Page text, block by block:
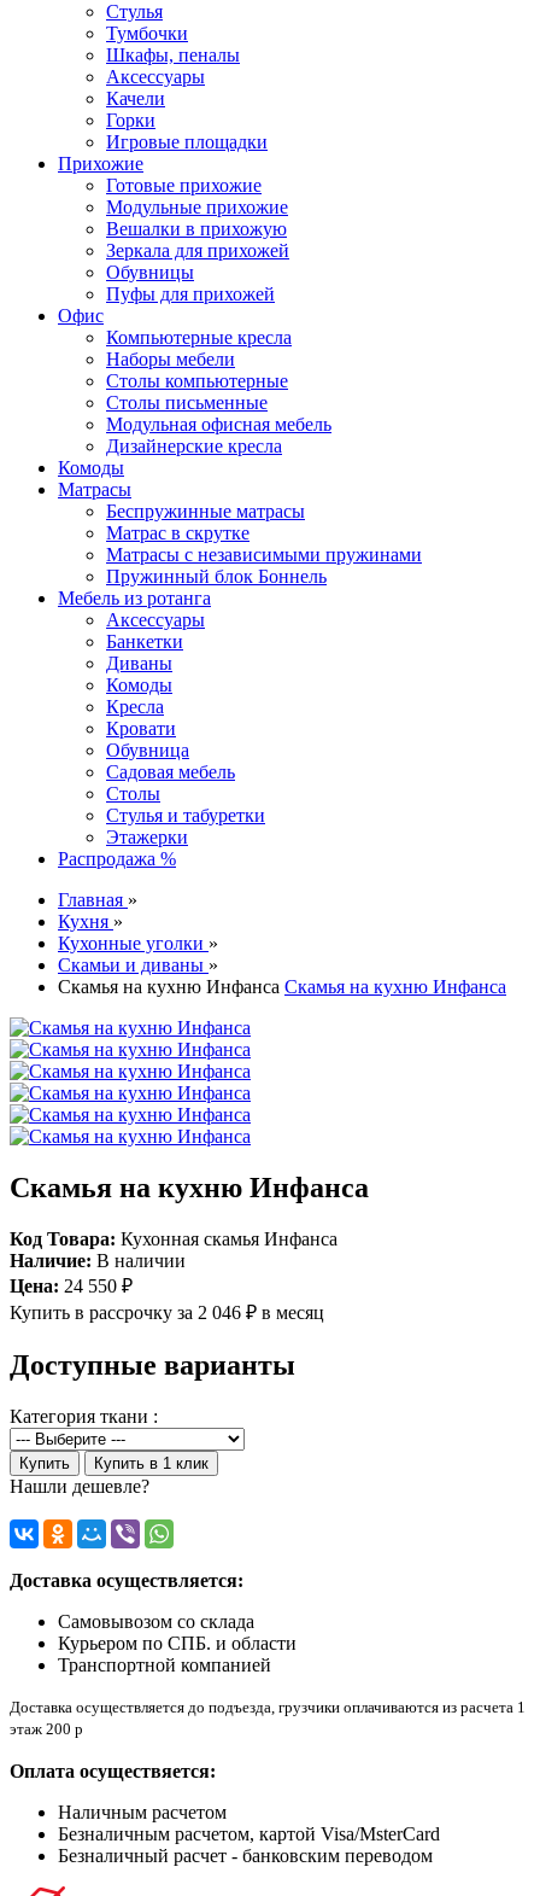
Стулья
Тумбочки
Шкафы, пеналы
Аксессуары
Качели
Горки
Игровые площадки
Прихожие
Готовые прихожие
Модульные прихожие
Вешалки в прихожую
Зеркала для прихожей
Обувницы
Пуфы для прихожей
Офис
Компьютерные кресла
Наборы мебели
Столы компьютерные
Столы письменные
Модульная офисная мебель
Дизайнерские кресла
Комоды
Матрасы
Беспружинные матрасы
Матрас в скрутке
Матрасы с независимыми пружинами
Пружинный блок Боннель
Мебель из ротанга
Аксессуары
Банкетки
Диваны
Комоды
Кресла
Кровати
Обувница
Садовая мебель
Столы
Стулья и табуретки
Этажерки
Распродажа %
Главная »
Кухня »
Кухонные уголки »
Скамьи и диваны »
Скамья на кухню Инфанса Скамья на кухню Инфанса
Скамья на кухню Инфанса
Код Товара: Кухонная скамья Инфанса
Наличие: В наличии
Цена: 24 550 ₽
Купить в рассрочку за 2 046 ₽ в месяц
Доступные варианты
Категория ткани :
Купить Купить в 1 клик
Нашли дешевле?
Доставка осуществляется:
Самовывозом со склада
Курьером по СПБ. и области
Транспортной компанией
Доставка осуществляется до подъезда, грузчики оплачиваются из расчета 1
этаж 200 р
Оплата осуществяется:
Наличным расчетом
Безналичным расчетом, картой Visa/MsterCard
Безналичный расчет - банковским переводом